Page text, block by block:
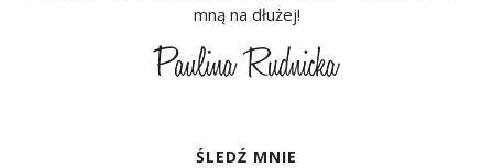
mną na dłużej!
ŚLEDŹ MNIE